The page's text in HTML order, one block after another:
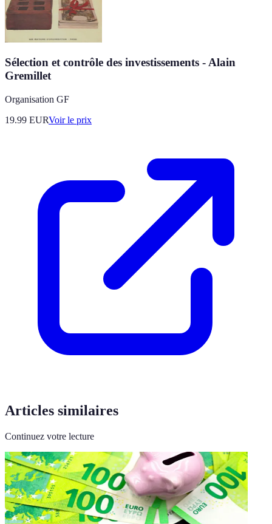
Sélection et contrôle des investissements - Alain
Gremillet
Organisation GF
19.99 EURVoir le prix
Articles similaires
Continuez votre lecture